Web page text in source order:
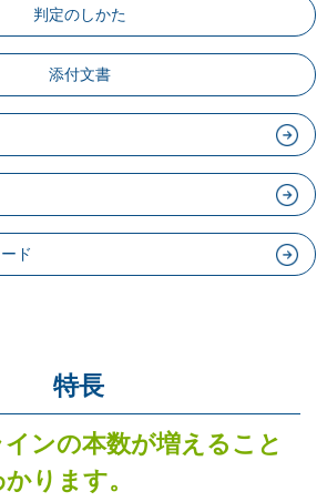
判定のしかた
添付文書
ド
特長
インの本数が増えること
ります。